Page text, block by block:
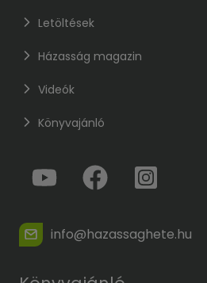
Letöltések
Házasság magazin
Videók
Könyvajánló
info@hazassaghete.hu